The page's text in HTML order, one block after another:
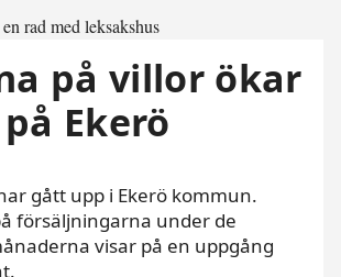
på villor ökar
Ekerö
gått upp i Ekerö kommun.
försäljningarna under de
visar på en uppgång